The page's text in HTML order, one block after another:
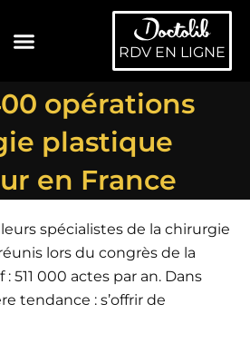
RDV EN LIGNE
opérations
plastique
en France
spécialistes de la chirurgie
lors du congrès de la
: 511 000 actes par an. Dans
tendance : s’offrir de